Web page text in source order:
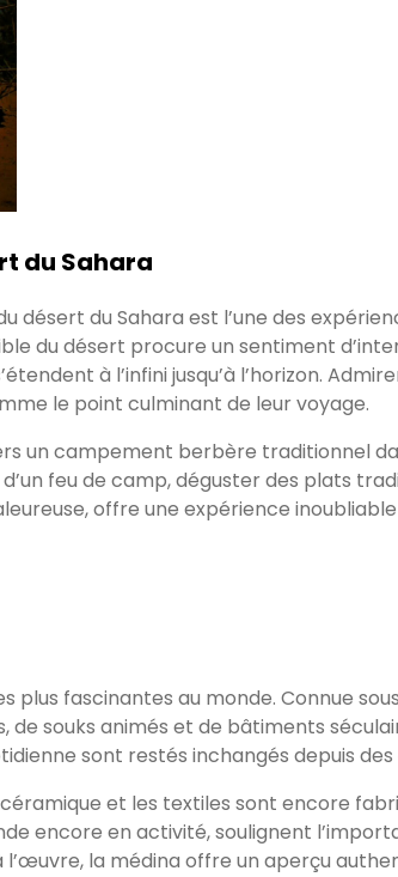
du Sahara
désert du Sahara est l’une des
du désert procure un sentiment
à l’infini jusqu’à l’horizon.
le point culminant de leur voyage.
un campement berbère traditionnel
feu de camp, déguster des plats
offre une expérience
plus fascinantes au monde. Connue
souks animés et de bâtiments
sont restés inchangés depuis
et les textiles sont encore
encore en activité, soulignent
la médina offre un aperçu